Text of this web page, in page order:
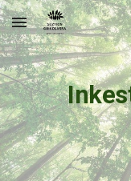
Skip to main content